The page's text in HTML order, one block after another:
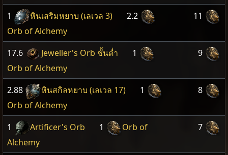
1 หินเสริมหยาบ (เลเวล 3)
2.2
Orb of Alchemy
11
17.6 Jeweller's Orb ชั้นต่ำ
1
Orb of Alchemy
9
2.88 หินสกิลหยาบ (เลเวล 17)
1
Orb of Alchemy
8
1 Artificer's Orb 1
Orb of
Alchemy
7